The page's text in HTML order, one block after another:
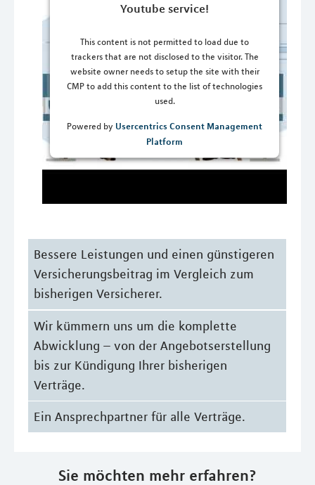
Youtube service!
This content is not permitted to load due to
trackers that are not disclosed to the visitor. The
website owner needs to setup the site with their
CMP to add this content to the list of technologies
used.
Powered by Usercentrics Consent Management
Platform
Bessere Leistungen und einen günstigeren
Versicherungsbeitrag im Vergleich zum
bisherigen Versicherer.
Wir kümmern uns um die komplette
Abwicklung – von der Angebotserstellung
bis zur Kündigung Ihrer bisherigen
Verträge.
Ein Ansprechpartner für alle Verträge.
Sie möchten mehr erfahren?